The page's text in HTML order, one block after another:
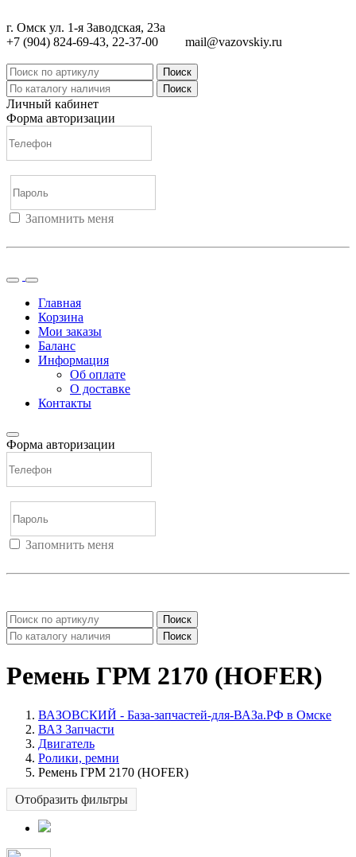
г. Омск ул. 1-я Заводская, 23а
+7 (904) 824-69-43, 22-37-00
mail@vazovskiy.ru
Поиск
Поиск
Личный кабинет
Форма авторизации
Запомнить меня
Главная
Корзина
Мои заказы
Баланс
Информация
Об оплате
О доставке
Контакты
Форма авторизации
Запомнить меня
Поиск
Поиск
Ремень ГРМ 2170 (HOFER)
ВАЗОВСКИЙ - База-запчастей-для-ВАЗа.РФ в Омске
ВАЗ Запчасти
Двигатель
Ролики, ремни
Ремень ГРМ 2170 (HOFER)
Отобразить фильтры